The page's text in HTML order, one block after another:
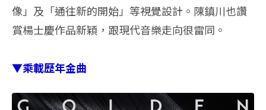
像」及「通往新的開始」等視覺設計。陳鎮川也讚
賞楊士慶作品新穎，跟現代音樂走向很雷同。
▼乘載歷年金曲